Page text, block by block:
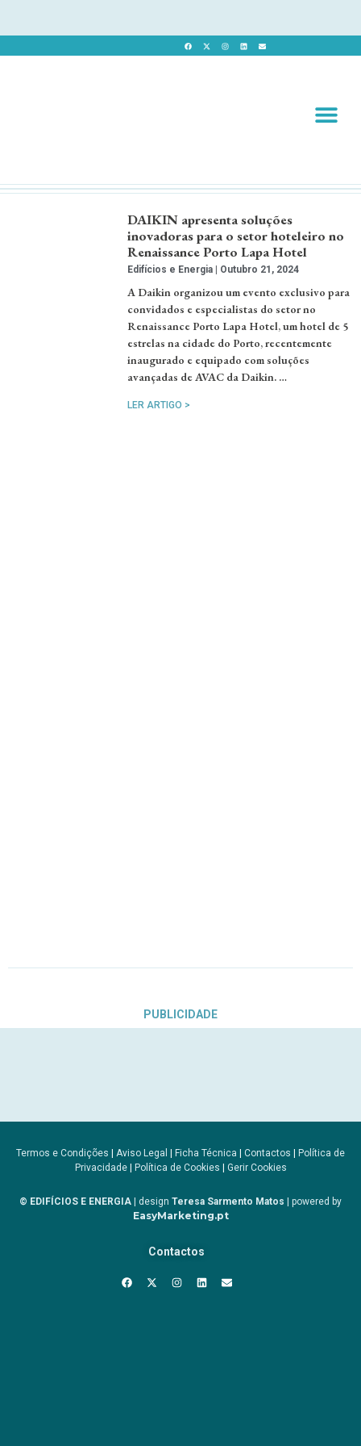
DAIKIN apresenta soluções
inovadoras para o setor hoteleiro no
Renaissance Porto Lapa Hotel
Edifícios e Energia Outubro 21, 2024
A Daikin organizou um evento exclusivo para
convidados e especialistas do setor no
Renaissance Porto Lapa Hotel, um hotel de 5
estrelas na cidade do Porto, recentemente
inaugurado e equipado com soluções
avançadas de AVAC da Daikin. …
LER ARTIGO >
PUBLICIDADE
Termos e Condições | Aviso Legal | Ficha Técnica | Contactos | Política de
Privacidade| Política de Cookies | Gerir Cookies
© EDIFÍCIOS E ENERGIA | design Teresa Sarmento Matos | powered by
EasyMarketing.pt
Contactos